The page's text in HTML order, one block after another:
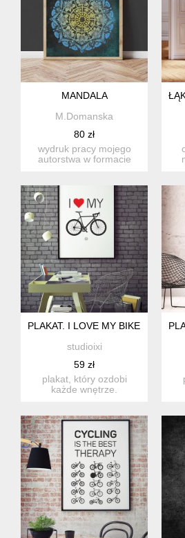
MANDALA
M.Domanska
80 zł
wydruk pracy mojego
autorstwa w formacie
PLAKAT. I LOVE MY BIKE, SZOSA,
studioixi
59 zł
plakat, który ozdobi
każde wnętrze.